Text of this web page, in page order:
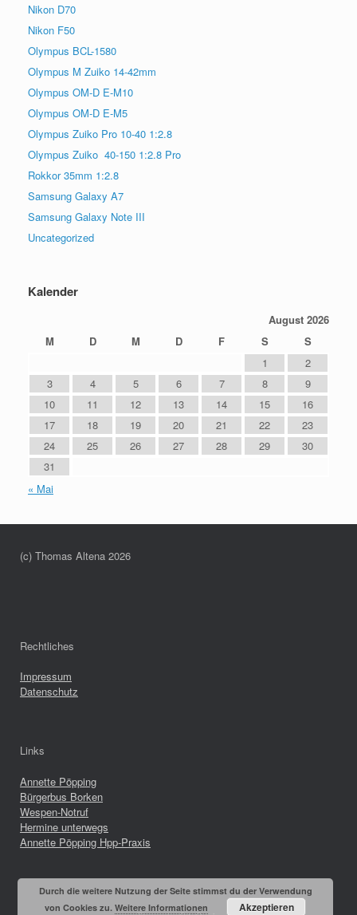
Nikon D70
Nikon F50
Olympus BCL-1580
Olympus M Zuiko 14-42mm
Olympus OM-D E-M10
Olympus OM-D E-M5
Olympus Zuiko Pro 10-40 1:2.8
Olympus Zuiko 40-150 1:2.8 Pro
Rokkor 35mm 1:2.8
Samsung Galaxy A7
Samsung Galaxy Note III
Uncategorized
Kalender
August 2026
M
D M D F S
S
1
2
3
4 5 6 7 8
9
10
11 12 13 14 15
16
17
18 19 20 21 22
23
24
25 26 27 28 29
30
31
« Mai
(c) Thomas Altena 2026
Rechtliches
Impressum
Datenschutz
Links
Annette Pöpping
Bürgerbus Borken
Wespen-Notruf
Hermine unterwegs
Annette Pöpping Hpp-Praxis
Durch die weitere Nutzung der Seite stimmst du der Verwendung
von Cookies zu.Weitere Informationen Akzeptieren